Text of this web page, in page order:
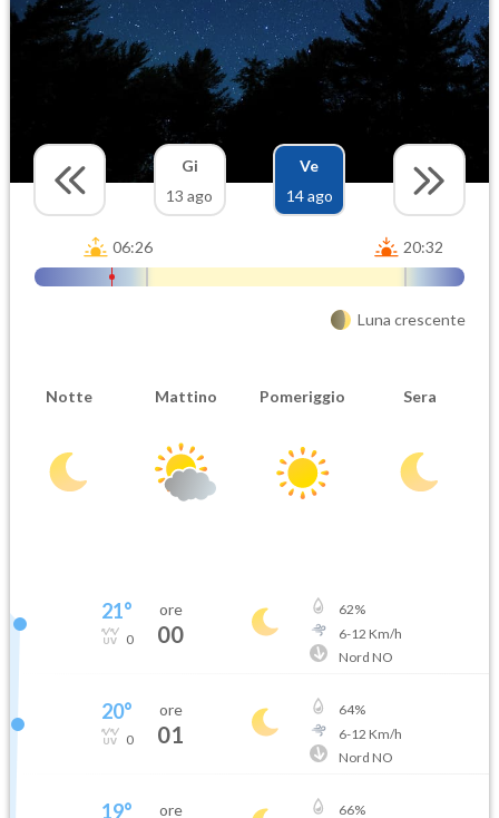
Gi
13 ago
Ve
14 ago
06:26 20:32
Luna crescente
Notte Mattino Pomeriggio Sera
21°
0
ore
00
62%
6-12 Km/h
Nord NO
20°
0
ore
01
64%
6-12 Km/h
Nord NO
19° ore 66%